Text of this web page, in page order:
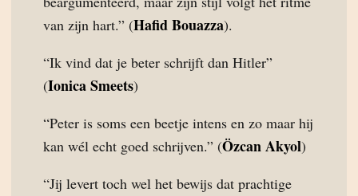
van zijn hart.” (Hafid Bouazza).
“Ik vind dat je beter schrijft dan Hitler”
(Ionica Smeets)
“Peter is soms een beetje intens en zo maar hij
kan wél echt goed schrijven.” (Özcan Akyol)
“Jij levert toch wel het bewijs dat prachtige